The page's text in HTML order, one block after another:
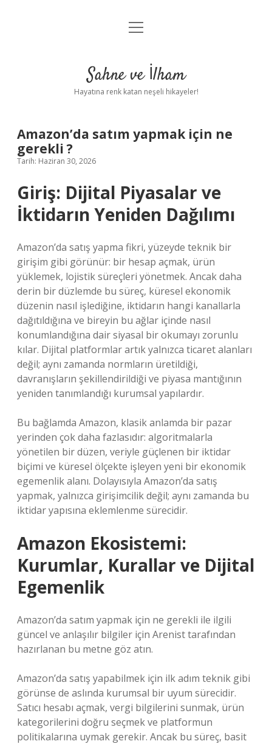
Anasayfa
Yasal Uyarı
menüyü
Sahne ve İlham
Hayatına renk katan neşeli hikayeler!
Amazon’da satım yapmak için ne
gerekli ?
Tarih: Haziran 30, 2026
Giriş: Dijital Piyasalar ve
İktidarın Yeniden Dağılımı
Amazon’da satış yapma fikri, yüzeyde teknik bir
girişim gibi görünür: bir hesap açmak, ürün
yüklemek, lojistik süreçleri yönetmek. Ancak daha
derin bir düzlemde bu süreç, küresel ekonomik
düzenin nasıl işlediğine, iktidarın hangi kanallarla
dağıtıldığına ve bireyin bu ağlar içinde nasıl
konumlandığına dair siyasal bir okumayı zorunlu
kılar. Dijital platformlar artık yalnızca ticaret alanları
değil; aynı zamanda normların üretildiği,
davranışların şekillendirildiği ve piyasa mantığının
yeniden tanımlandığı kurumsal yapılardır.
Bu bağlamda Amazon, klasik anlamda bir pazar
yerinden çok daha fazlasıdır: algoritmalarla
yönetilen bir düzen, veriyle güçlenen bir iktidar
biçimi ve küresel ölçekte işleyen yeni bir ekonomik
egemenlik alanı. Dolayısıyla Amazon’da satış
yapmak, yalnızca girişimcilik değil; aynı zamanda bu
iktidar yapısına eklemlenme sürecidir.
Amazon Ekosistemi:
Kurumlar, Kurallar ve Dijital
Egemenlik
Amazon’da satım yapmak için ne gerekli ile ilgili
güncel ve anlaşılır bilgiler için Arenist tarafından
hazırlanan bu metne göz atın.
Amazon’da satış yapabilmek için ilk adım teknik gibi
görünse de aslında kurumsal bir uyum sürecidir.
Satıcı hesabı açmak, vergi bilgilerini sunmak, ürün
kategorilerini doğru seçmek ve platformun
politikalarına uymak gerekir. Ancak bu süreç, basit